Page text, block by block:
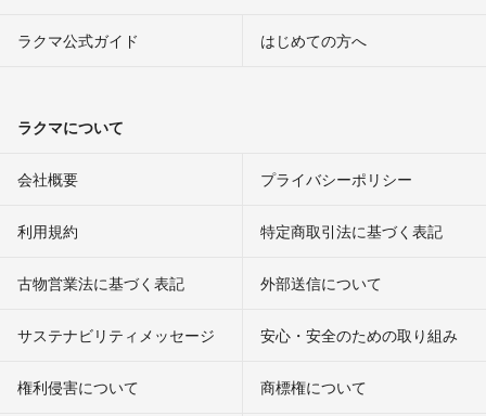
ラクマ公式ガイド はじめての方へ
ラクマについて
会社概要 プライバシーポリシー
利用規約 特定商取引法に基づく表記
古物営業法に基づく表記 外部送信について
サステナビリティメッセージ 安心・安全のための取り組み
権利侵害について
商標権について